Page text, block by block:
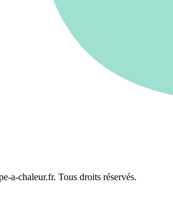
a-chaleur.fr. Tous droits réservés.